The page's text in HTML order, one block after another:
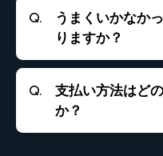
はい、もちろんご相
でうまくいかなかっ
善ポイントを明確に
た最適な運用方法を
うまくいかなか
りますか？
SNSの特性上、成果
場合には原因を分析
す。
支払い方法はど
か？